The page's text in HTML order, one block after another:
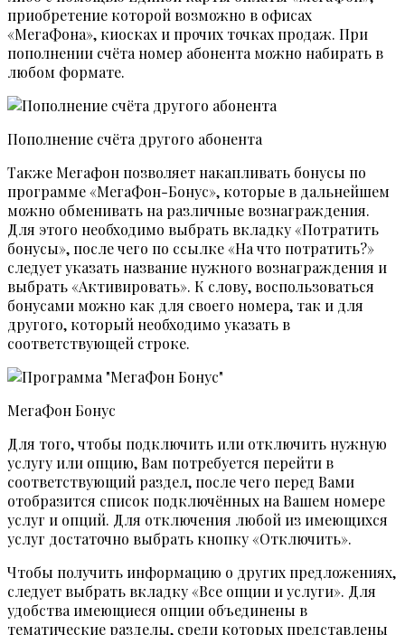
приобретение которой возможно в офисах
«МегаФона», киосках и прочих точках продаж. При
пополнении счёта номер абонента можно набирать в
любом формате.
Пополнение счёта другого абонента
Также Мегафон позволяет накапливать бонусы по
программе «МегаФон-Бонус», которые в дальнейшем
можно обменивать на различные вознаграждения.
Для этого необходимо выбрать вкладку «Потратить
бонусы», после чего по ссылке «На что потратить?»
следует указать название нужного вознаграждения и
выбрать «Активировать». К слову, воспользоваться
бонусами можно как для своего номера, так и для
другого, который необходимо указать в
соответствующей строке.
МегаФон Бонус
Для того, чтобы подключить или отключить нужную
услугу или опцию, Вам потребуется перейти в
соответствующий раздел, после чего перед Вами
отобразится список подключённых на Вашем номере
услуг и опций. Для отключения любой из имеющихся
услуг достаточно выбрать кнопку «Отключить».
Чтобы получить информацию о других предложениях,
следует выбрать вкладку «Все опции и услуги». Для
удобства имеющиеся опции объединены в
тематические разделы, среди которых представлены